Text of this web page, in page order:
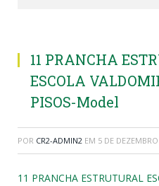
11 PRANCHA
ESCOLA
PISOS-Model
POR CR2-ADMIN2 EM 5 DE
11 PRANCHA ESTRUTURAL